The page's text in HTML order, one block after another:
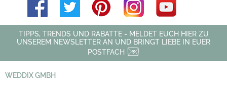
TIPPS, TRENDS UND RABATTE - MELDET EUCH HIER ZU
UNSEREM NEWSLETTER AN UND BRINGT LIEBE IN EUER
POSTFACH
WEDDIX GMBH